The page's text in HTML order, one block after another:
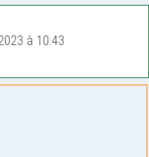
à 10:43